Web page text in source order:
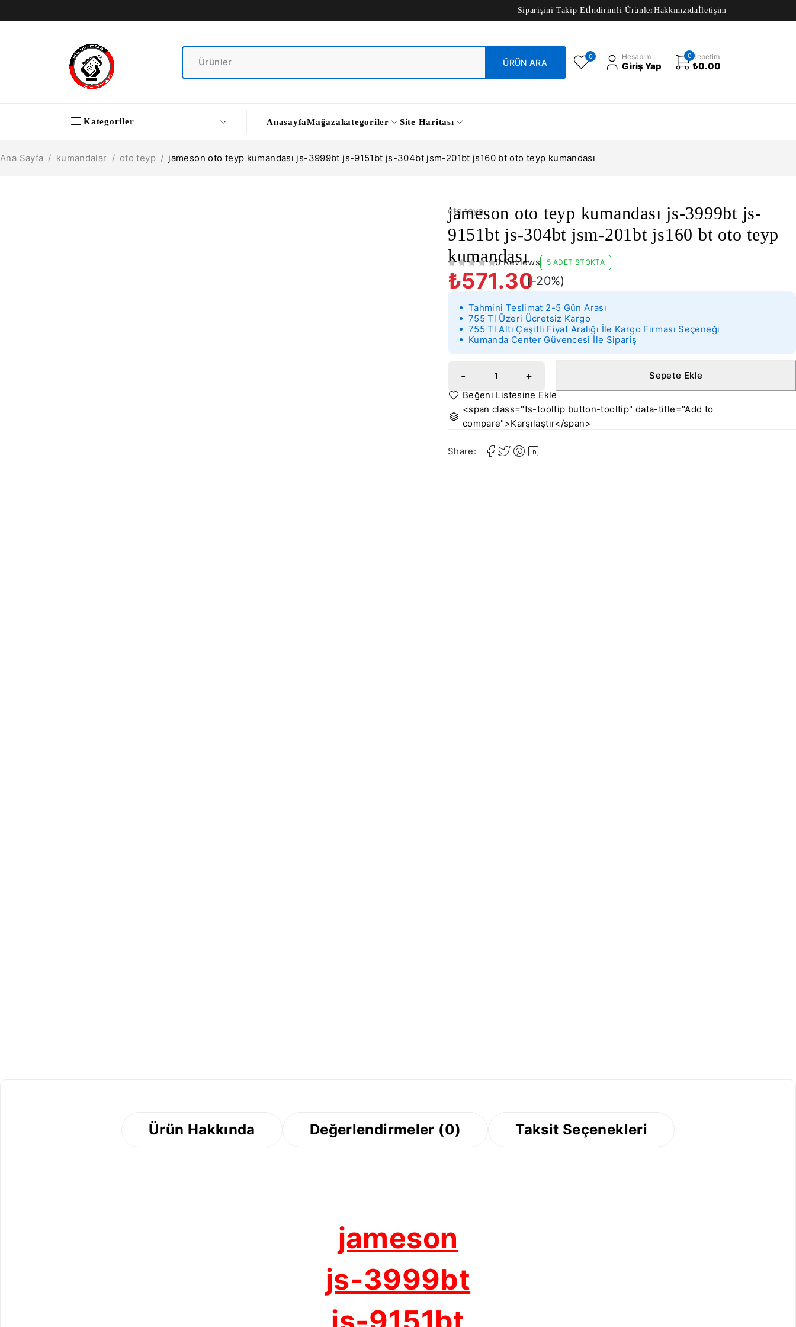
Siparişini Takip Etİndirimli ÜrünlerHakkımzıdaİletişim
0 Hesabım
Giriş Yap
0Sepetim
₺0.00
Kategoriler AnasayfaMağazakategoriler Site Haritası
Ana Sayfa / kumandalar / oto teyp / jameson oto teyp kumandası js-3999bt js-9151bt js-304bt jsm-201bt js160 bt oto teyp kumandası
oto teyp
jameson oto teyp kumandası js-3999bt js-
9151bt js-304bt jsm-201bt js160 bt oto teyp
kumandası
0 Reviews 5 ADET STOKTA
₺571.30
(-20%)
Tahmini Teslimat 2-5 Gün Arası
755 Tl Üzeri Ücretsiz Kargo
755 Tl Altı Çeşitli Fiyat Aralığı İle Kargo Firması Seçeneği
Kumanda Center Güvencesi İle Sipariş
Sepete Ekle
<span class="ts-tooltip button-tooltip" data-title="Add to
compare">Karşılaştır</span>
Share:
Ürün Hakkında Değerlendirmeler (0) Taksit Seçenekleri
jameson
js-3999bt